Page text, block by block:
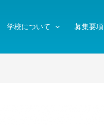
学校について 募集要項